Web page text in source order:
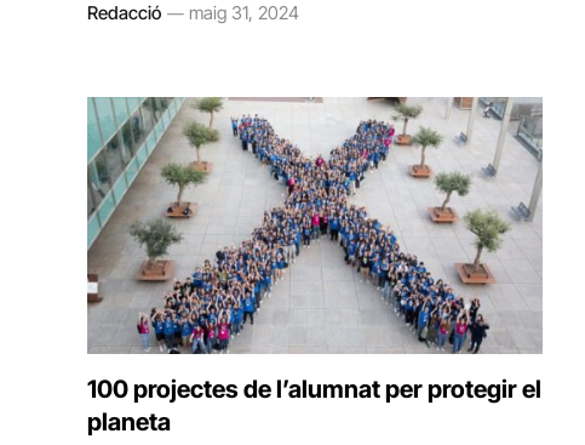
Redacció maig 31, 2024
100 projectes de l’alumnat per protegir el
planeta